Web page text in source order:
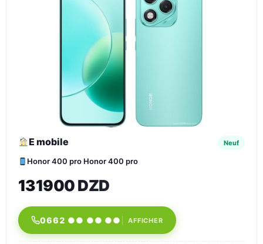
E mobile Neuf
Honor 400 pro Honor 400 pro
131900 DZD
0662 ●● ●● ●● AFFICHER